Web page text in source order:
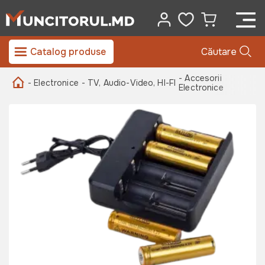
Catalog produse Căutare
- Electronice - TV, Audio-Video, HI-FI - Accesorii
Electronice